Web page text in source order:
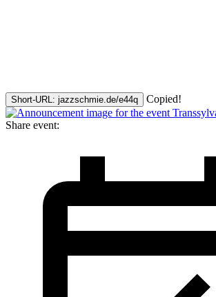
Short-URL: jazzschmie.de/e44q Copied!
Share event: